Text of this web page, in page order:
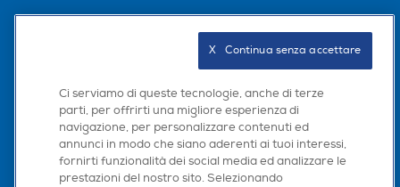
Scarica la nostra app
Ci serviamo di queste tecnologie, anche di terze
parti, per offrirti una migliore esperienza di
navigazione, per personalizzare contenuti ed
annunci in modo che siano aderenti ai tuoi interessi,
fornirti funzionalità dei social media ed analizzare le
prestazioni del nostro sito. Selezionando
X   Continua senza accettare